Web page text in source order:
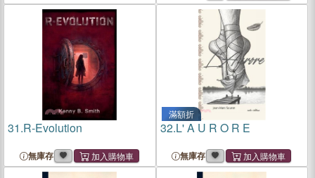
31.R-Evolution
無庫存
滿額折
32.L' A U R O R E
無庫存